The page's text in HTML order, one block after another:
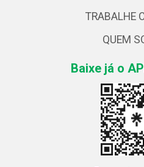
TRABALHE
QUEM
Baixe já o